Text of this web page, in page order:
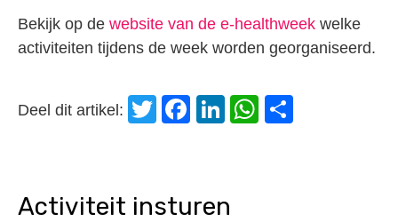
Bekijk op de website van de e-healthweek welke
activiteiten tijdens de week worden georganiseerd.
Deel dit artikel: Twitter
Facebook
LinkedIn
WhatsApp
Activiteit insturen